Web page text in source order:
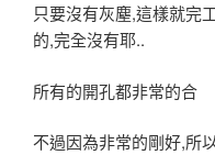
只要沒有灰塵,這樣就完
的,完全沒有耶..
所有的開孔都非常的合
不過因為非常的剛好,所